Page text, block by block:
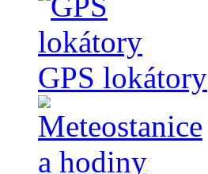
GPS lokátory